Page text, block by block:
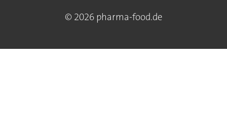
© 2026 pharma-food.de